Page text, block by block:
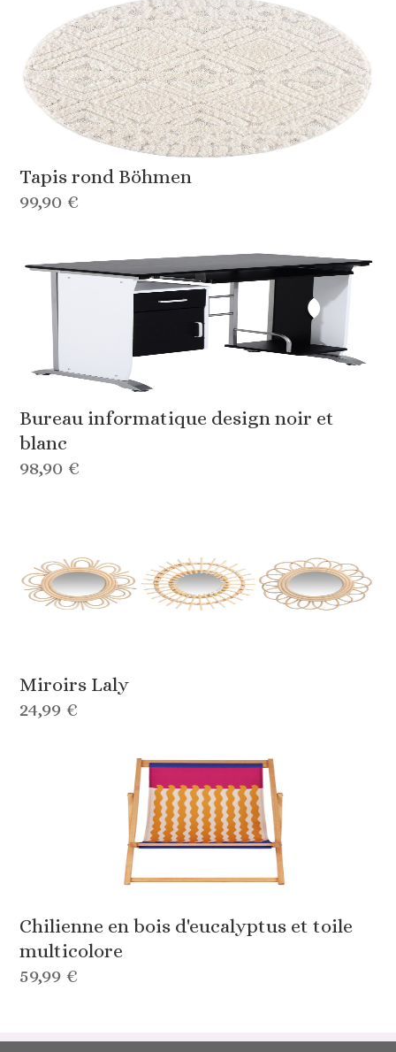
Tapis rond Böhmen
99,90 €
Bureau informatique design noir et
blanc
98,90 €
Miroirs Laly
24,99 €
Chilienne en bois d'eucalyptus et toile
multicolore
59,99 €